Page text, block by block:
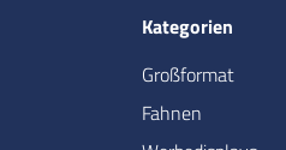
Kategorien
Großformat
Fahnen